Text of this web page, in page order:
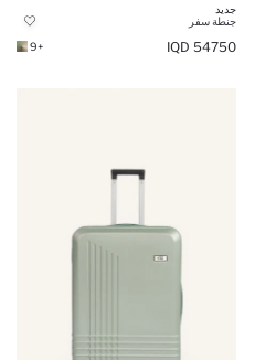
جديد
جنطة سفر
54750 IQD
+9